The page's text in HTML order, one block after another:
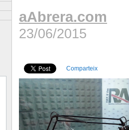
aAbrera.com
23/06/2015
Comparteix